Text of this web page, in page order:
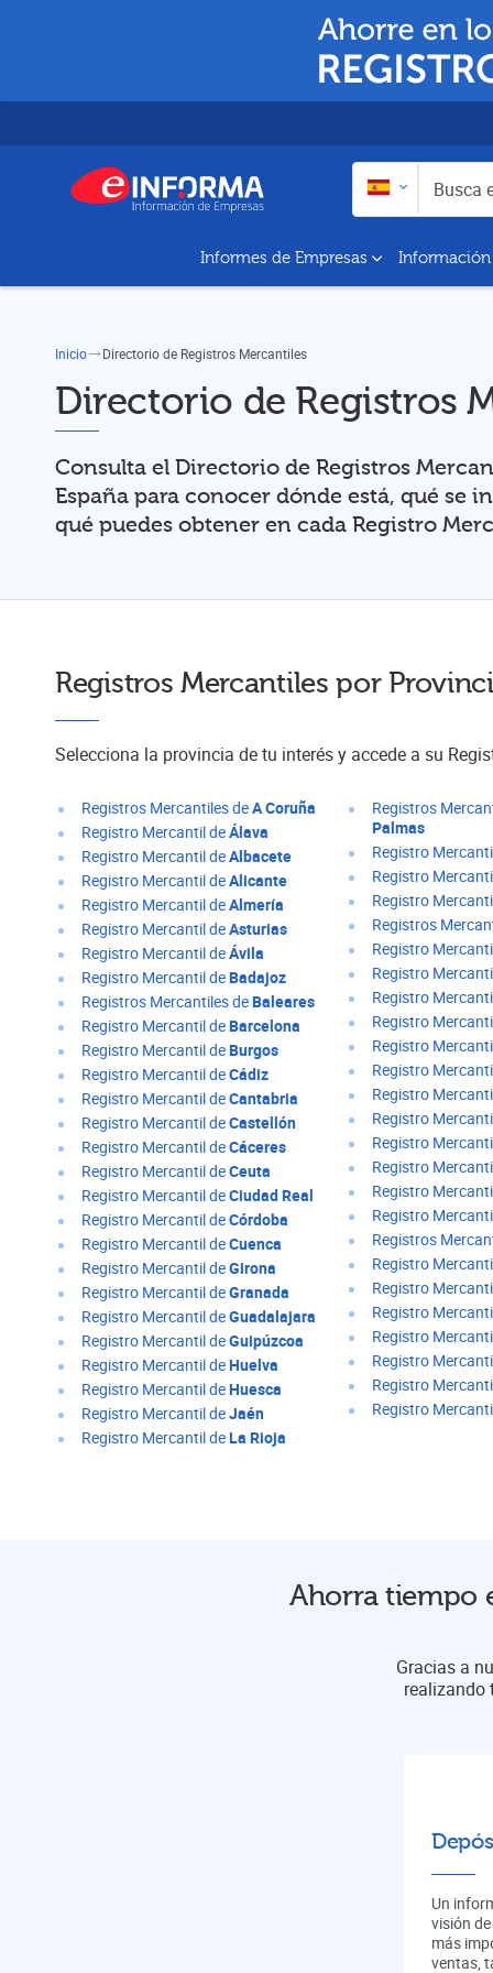
Informes de Empresas Información
Inicio Directorio de Registros Mercantiles
Directorio de Registros
Consulta el Directorio de Registros
España para conocer dónde está, qué se
qué puedes obtener en cada Registro
Registros Mercantiles por
Selecciona la provincia de tu interés y accede a su
Registros Mercantiles deA Coruña
Registro Mercantil deÁlava
Registro Mercantil deAlbacete
Registro Mercantil deAlicante
Registro Mercantil deAlmería
Registro Mercantil deAsturias
Registro Mercantil deÁvila
Registro Mercantil deBadajoz
Registros Mercantiles deBaleares
Registro Mercantil deBarcelona
Registro Mercantil deBurgos
Registro Mercantil deCádiz
Registro Mercantil deCantabria
Registro Mercantil deCastellón
Registro Mercantil deCáceres
Registro Mercantil deCeuta
Registro Mercantil deCiudad Real
Registro Mercantil deCórdoba
Registro Mercantil deCuenca
Registro Mercantil deGirona
Registro Mercantil deGranada
Registro Mercantil deGuadalajara
Registro Mercantil deGuipúzcoa
Registro Mercantil deHuelva
Registro Mercantil deHuesca
Registro Mercantil deJaén
Registro Mercantil deLa Rioja
Registros
Palmas
Registro
Registro
Registro
Registros
Registro
Registro
Registro
Registro
Registro
Registro
Registro
Registro
Registro
Registro
Registro
Registro
Registros
Registro
Registro
Registro
Registro
Registro
Registro
Registro
Ahorra tiempo
Gracias a
realizando
Un
visión
más
ventas,